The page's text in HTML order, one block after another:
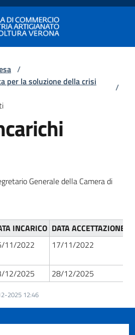
di Verona
di Verona
/
per la soluzione della crisi
/
Generale della Camera di
INCARICO DATA ACCETTAZIONE
11/2022 17/11/2022
12/2025 28/12/2025
2025 12:46